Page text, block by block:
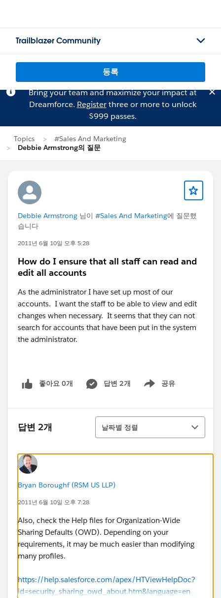
Trailblazer Community
등록
Bring your team and maximize your impact at
Dreamforce. Registerthree or more to unlock
$999 passes.
Topics
#Sales And Marketing
Debbie Armstrong의 질문
Debbie Armstrong 님이 #Sales And Marketing에 질문했
습니다
2011년 6월 10일 오후 5:28
How do I ensure that all staff can read and
edit all accounts
As the administrator I have set up most of our
accounts. I want the staff to be able to view and edit
changes when necessary. It seems that they can not
search for accounts that have been put in the system
the administrator.
좋아요 0개 답변 2개 공유
Show menu
답변 2개
정렬
날짜별 정렬
Bryan Boroughf (RSM US LLP)
2011년 6월 10일 오후 7:28
Also, check the Help files for Organization-Wide
Sharing Defaults (OWD). Depending on your
requirements, it may be much easier than modifying
many profiles.
https://help.salesforce.com/apex/HTViewHelpDoc?
id=security_sharing_owd_about.htm&language=en